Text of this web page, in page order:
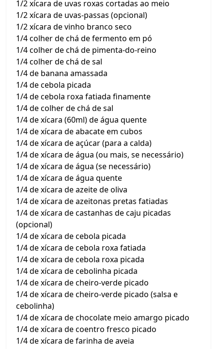
1/2 xícara de uvas roxas cortadas ao meio
1/2 xícara de uvas-passas (opcional)
1/2 xícara de vinho branco seco
1/4 colher de chá de fermento em pó
1/4 colher de chá de pimenta-do-reino
1/4 colher de chá de sal
1/4 de banana amassada
1/4 de cebola picada
1/4 de cebola roxa fatiada finamente
1/4 de colher de chá de sal
1/4 de xícara (60ml) de água quente
1/4 de xícara de abacate em cubos
1/4 de xícara de açúcar (para a calda)
1/4 de xícara de água (ou mais, se necessário)
1/4 de xícara de água (se necessário)
1/4 de xícara de água quente
1/4 de xícara de azeite de oliva
1/4 de xícara de azeitonas pretas fatiadas
1/4 de xícara de castanhas de caju picadas
(opcional)
1/4 de xícara de cebola picada
1/4 de xícara de cebola roxa fatiada
1/4 de xícara de cebola roxa picada
1/4 de xícara de cebolinha picada
1/4 de xícara de cheiro-verde picado
1/4 de xícara de cheiro-verde picado (salsa e
cebolinha)
1/4 de xícara de chocolate meio amargo picado
1/4 de xícara de coentro fresco picado
1/4 de xícara de farinha de aveia